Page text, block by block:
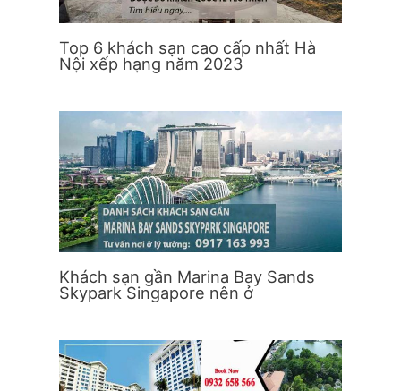
Top 6 khách sạn cao cấp nhất Hà
Nội xếp hạng năm 2023
Khách sạn gần Marina Bay Sands
Skypark Singapore nên ở